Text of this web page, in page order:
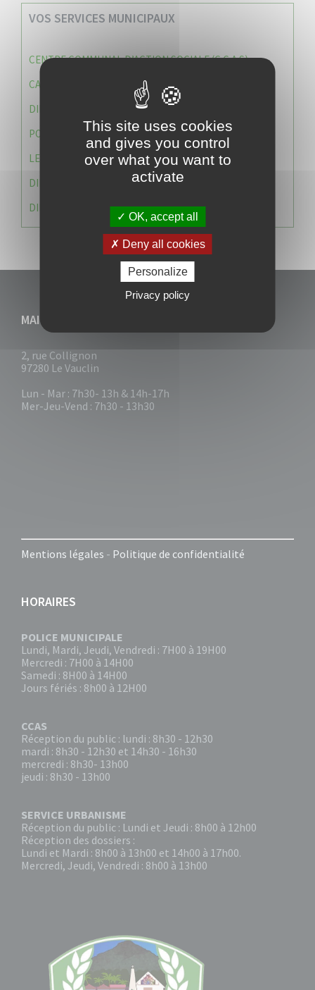
VOS SERVICES MUNICIPAUX
CENTRE COMMUNAL D’ACTION SOCIALE (C.C.A.S)
CAISSE DES ÉCOLES
DIRECTION DES SERVICES TECHNIQUES
POLICE MUNICIPALE
LE CABINET DU MAIRE
DIRECTION DES RESSOURCES ET MOYENS
DIRECTION DU DEVELLOPPEMENT URBAIN DURABL
MAIRIE DU VAUCLIN
2, rue Collignon
97280 Le Vauclin
Lun - Mar : 7h30- 13h & 14h-17h
Mer-Jeu-Vend : 7h30 - 13h30
Mentions légales - Politique de confidentialité
HORAIRES
POLICE MUNICIPALE
Lundi, Mardi, Jeudi, Vendredi : 7H00 à 19H00
Mercredi : 7H00 à 14H00
Samedi : 8H00 à 14H00
Jours fériés : 8h00 à 12H00
CCAS
Réception du public : lundi : 8h30 - 12h30
mardi : 8h30 - 12h30 et 14h30 - 16h30
mercredi : 8h30- 13h00
jeudi : 8h30 - 13h00
SERVICE URBANISME
Réception du public : Lundi et Jeudi : 8h00 à 12h00
Réception des dossiers :
Lundi et Mardi : 8h00 à 13h00 et 14h00 à 17h00.
Mercredi, Jeudi, Vendredi : 8h00 à 13h00
This site uses cookies
and gives you control
over what you want to
activate
OK, accept all
Deny all cookies
Personalize
Privacy policy